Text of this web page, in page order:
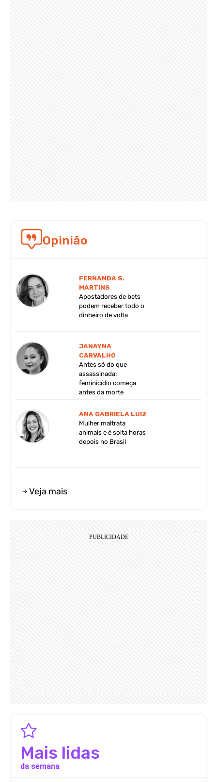
Opinião
FERNANDA S.
MARTINS
Apostadores de bets
podem receber todo o
dinheiro de volta
JANAYNA
CARVALHO
Antes só do que
assassinada:
feminicídio começa
antes da morte
ANA GABRIELA LUIZ
Mulher maltrata
animais e é solta horas
depois no Brasil
Veja mais
Mais lidas
da semana